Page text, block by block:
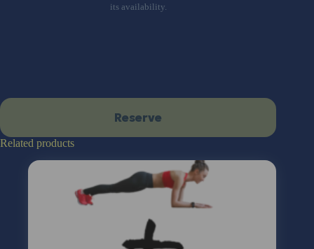
its availability.
Reserve
Related products